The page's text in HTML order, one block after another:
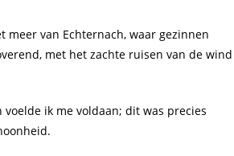
meer van Echternach, waar gezinnen
met het zachte ruisen van de wind
ik me voldaan; dit was precies